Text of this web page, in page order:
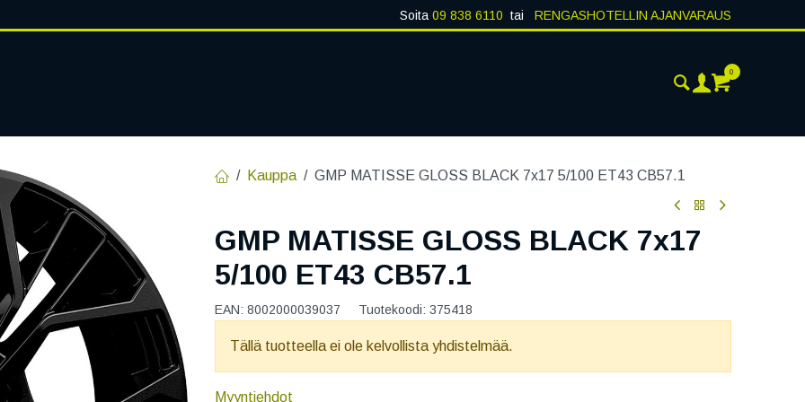
Soita 09 838 6110 tai RENGASHOTELLIN AJANVARAUS
0
Kauppa GMP MATISSE GLOSS BLACK 7x17 5/100 ET43 CB57.1
GMP MATISSE GLOSS BLACK 7x17
5/100 ET43 CB57.1
EAN: 8002000039037 Tuotekoodi: 375418
Tällä tuotteella ei ole kelvollista yhdistelmää.
Myyntiehdot